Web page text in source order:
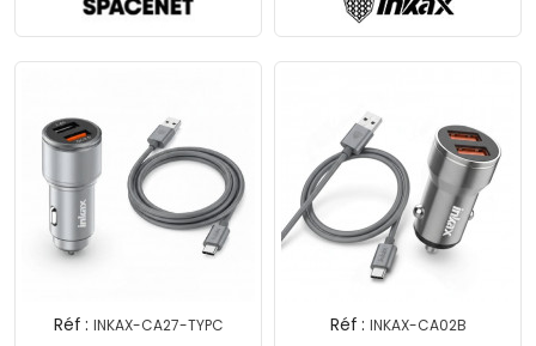
Réf : INKAX-CA27-TYPC Réf : INKAX-CA02B